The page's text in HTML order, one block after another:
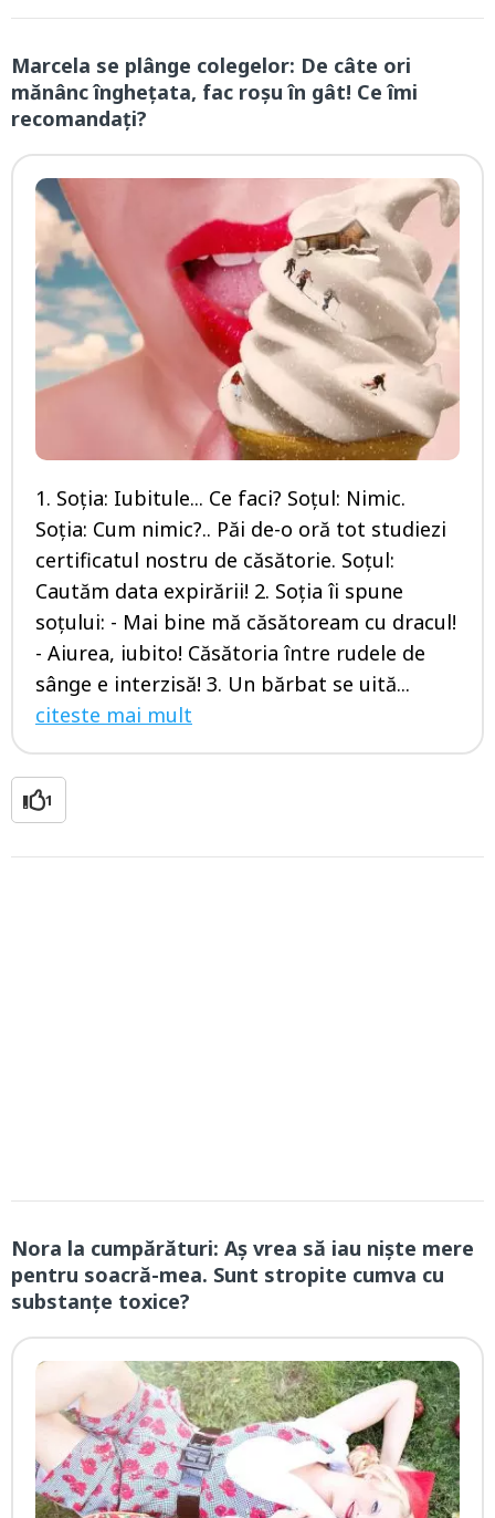
Marcela se plânge colegelor: De câte ori
mănânc îngheţata, fac roşu în gât! Ce îmi
recomandați?
1. Soţia: Iubitule... Ce faci? Soţul: Nimic.
Soţia: Cum nimic?.. Păi de-o oră tot studiezi
certificatul nostru de căsătorie. Soţul:
Cautăm data expirării! 2. Soţia îi spune
soţului: - Mai bine mă căsătoream cu dracul!
- Aiurea, iubito! Căsătoria între rudele de
sânge e interzisă! 3. Un bărbat se uită...
citeste mai mult
1
Nora la cumpărături: Aş vrea să iau nişte mere
pentru soacră-mea. Sunt stropite cumva cu
substanţe toxice?